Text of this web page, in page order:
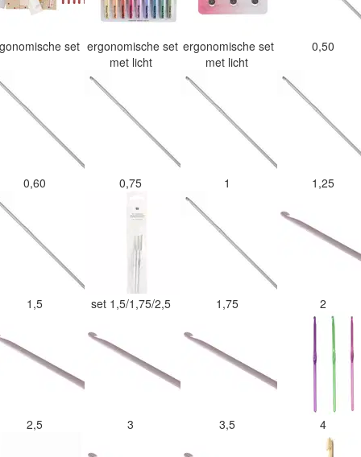
set ergonomische set
met licht
ergonomische set
met licht
0,50
0,60 0,75 1 1,25
1,5 set 1,5/1,75/2,5 1,75 2
2,5 3 3,5 4